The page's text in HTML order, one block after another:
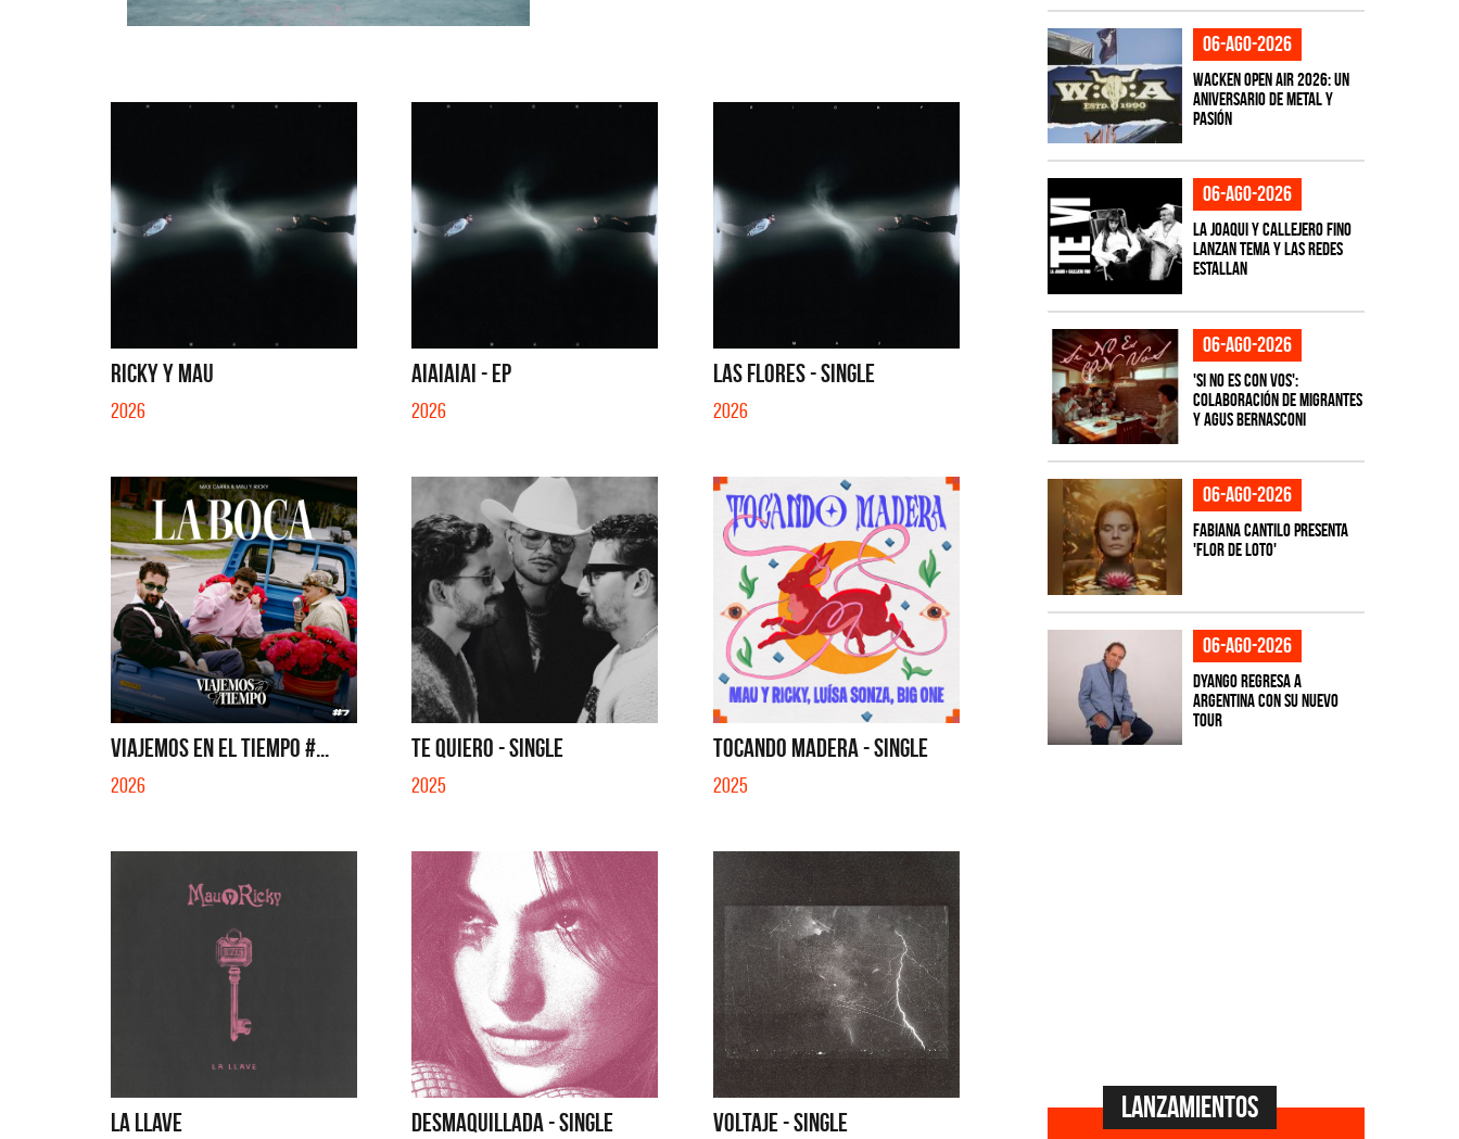
RICKY Y MAU
2026
aiaiaiai - EP
2026
LAS FLORES - SINGLE
2026
VIAJEMOS EN EL TIEMPO #...
2026
TE QUIERO - SINGLE
2025
TOCANDO MADERA - SINGLE
2025
LA LLAVE DESMAQUILLADA - SINGLE VOLTAJE - SINGLE
06-ago-2026
Wacken Open Air 2026: Un
aniversario de metal y
pasión
06-ago-2026
La Joaqui y Callejero Fino
lanzan tema y las redes
estallan
06-ago-2026
'Si No Es Con Vos':
colaboración de Migrantes
y Agus Bernasconi
06-ago-2026
Fabiana Cantilo presenta
'Flor de Loto'
06-ago-2026
Dyango regresa a
Argentina con su nuevo
tour
Lanzamientos